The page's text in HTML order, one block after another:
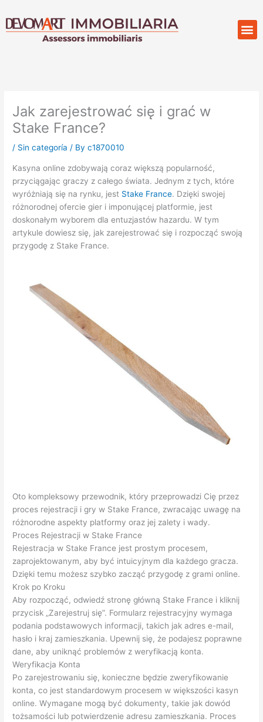
to
content
Jak zarejestrować się i grać w
Stake France?
/ Sin categoría / Byc1870010
Kasyna online zdobywają coraz większą popularność,
przyciągając graczy z całego świata. Jednym z tych, które
wyróżniają się na rynku, jest Stake France. Dzięki swojej
różnorodnej ofercie gier i imponującej platformie, jest
doskonałym wyborem dla entuzjastów hazardu. W tym
artykule dowiesz się, jak zarejestrować się i rozpocząć swoją
przygodę z Stake France.
Oto kompleksowy przewodnik, który przeprowadzi Cię przez
proces rejestracji i gry w Stake France, zwracając uwagę na
różnorodne aspekty platformy oraz jej zalety i wady.
Proces Rejestracji w Stake France
Rejestracja w Stake France jest prostym procesem,
zaprojektowanym, aby być intuicyjnym dla każdego gracza.
Dzięki temu możesz szybko zacząć przygodę z grami online.
Krok po Kroku
Aby rozpocząć, odwiedź stronę główną Stake France i kliknij
przycisk „Zarejestruj się”. Formularz rejestracyjny wymaga
podania podstawowych informacji, takich jak adres e-mail,
hasło i kraj zamieszkania. Upewnij się, że podajesz poprawne
dane, aby uniknąć problemów z weryfikacją konta.
Weryfikacja Konta
Po zarejestrowaniu się, konieczne będzie zweryfikowanie
konta, co jest standardowym procesem w większości kasyn
online. Wymagane mogą być dokumenty, takie jak dowód
tożsamości lub potwierdzenie adresu zamieszkania. Proces